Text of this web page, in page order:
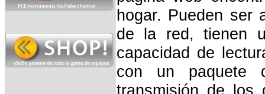
hogar. Pueden ser
de la red, tienen
capacidad de
con un paquete
transmisión de los